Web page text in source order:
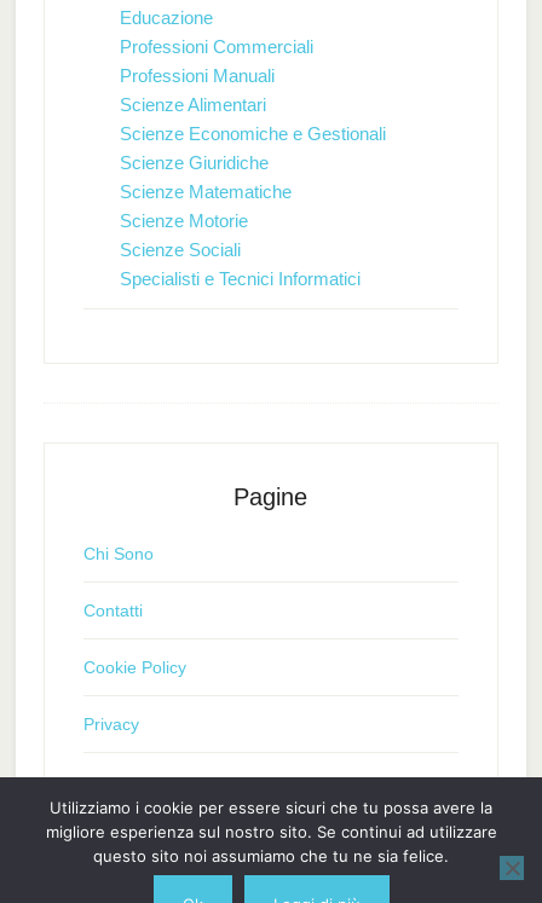
Educazione
Professioni Commerciali
Professioni Manuali
Scienze Alimentari
Scienze Economiche e Gestionali
Scienze Giuridiche
Scienze Matematiche
Scienze Motorie
Scienze Sociali
Specialisti e Tecnici Informatici
Pagine
Chi Sono
Contatti
Cookie Policy
Privacy
Utilizziamo i cookie per essere sicuri che tu possa avere la
migliore esperienza sul nostro sito. Se continui ad utilizzare
questo sito noi assumiamo che tu ne sia felice.